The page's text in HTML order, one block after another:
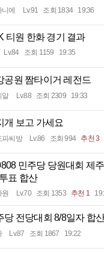
니에 Lv.91 조회 1834 19:36
티원 한화 경기 결과
Lv.84 조회 1159 19:35
공원 짬타이거 레전드
알 Lv.88 조회 2309 19:33
개 보고 가세요
피씨방 Lv.86 조회 994 추천 3
민주당 당원대회 제
표 합산
원 Lv.70 조회 1353 추천 1
당 전당대회 8/8일자 합
Lv.87 조회 1867 19:22